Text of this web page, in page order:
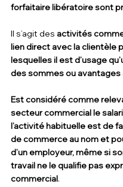
forfaitaire libératoire sont
Il s’agit des activités
lien direct avec la clientèle
lesquelles il est d’usage
des sommes ou avantages
Est considéré comme
secteur commercial le
l’activité habituelle est de
de commerce au nom et
d’un employeur, même si
travail ne le qualifie pas
commercial.